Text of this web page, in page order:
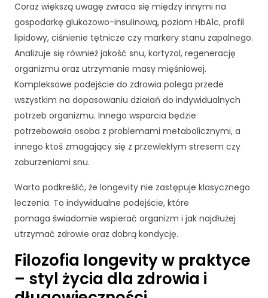
Coraz większą uwagę zwraca się między innymi na
gospodarkę glukozowo-insulinową, poziom HbA1c, profil
lipidowy, ciśnienie tętnicze czy markery stanu zapalnego.
Analizuje się również jakość snu, kortyzol, regenerację
organizmu oraz utrzymanie masy mięśniowej.
Kompleksowe podejście do zdrowia polega przede
wszystkim na dopasowaniu działań do indywidualnych
potrzeb organizmu. Innego wsparcia będzie
potrzebowała osoba z problemami metabolicznymi, a
innego ktoś zmagający się z przewlekłym stresem czy
zaburzeniami snu.
Warto podkreślić, że longevity nie zastępuje klasycznego
leczenia. To indywidualne podejście, które
pomaga świadomie wspierać organizm i jak najdłużej
utrzymać zdrowie oraz dobrą kondycję.
Filozofia longevity w praktyce
– styl życia dla zdrowia i
K
n